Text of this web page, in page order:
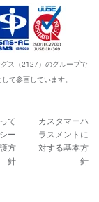
ス（2127）のグループで
て参画しています。
て
ー
方
針
カスタマーハ
ラスメントに
対する基本方
針